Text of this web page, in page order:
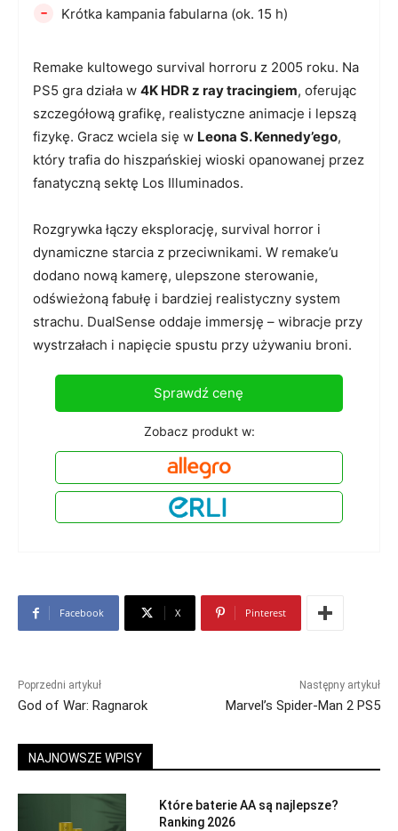
Remake kultowego survival horroru z 2005 roku. Na
PS5 gra działa w 4K HDR z ray tracingiem, oferując
szczegółową grafikę, realistyczne animacje i lepszą
fizykę. Gracz wciela się w Leona S. Kennedy’ego,
który trafia do hiszpańskiej wioski opanowanej przez
fanatyczną sektę Los Illuminados.
Rozgrywka łączy eksplorację, survival horror i
dynamiczne starcia z przeciwnikami. W remake’u
dodano nową kamerę, ulepszone sterowanie,
odświeżoną fabułę i bardziej realistyczny system
strachu. DualSense oddaje immersję – wibracje przy
wystrzałach i napięcie spustu przy używaniu broni.
- Krótka kampania fabularna (ok. 15 h)
Sprawdź cenę
Zobacz produkt w:
Facebook X Pinterest
Poprzedni artykuł
God of War: Ragnarok
Następny artykuł
Marvel’s Spider-Man 2 PS5
NAJNOWSZE WPISY
Które baterie AA są najlepsze?
Ranking 2026